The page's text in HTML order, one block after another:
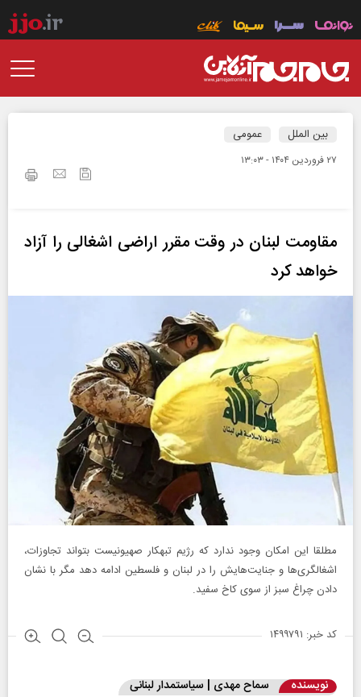
بین الملل عمومی
۲۷ فروردين ۱۴۰۴ - ۱۳:۰۳
مقاومت لبنان در وقت مقرر اراضی اشغالی را آزاد
خواهد کرد
مطلقا این امکان وجود ندارد که رژیم تبهکار صهیونیست بتواند تجاوزات،
اشغالگری‌ها و جنایت‌هایش را در لبنان و فلسطین ادامه دهد مگر با نشان
دادن چراغ سبز از سوی کاخ سفید.
کد خبر: ۱۴۹۹۷۹۱
نویسنده سماح مهدی | سیاستمدار لبنانی